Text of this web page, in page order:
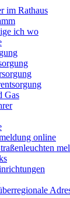
im Rathaus
ich wo
Gas
online